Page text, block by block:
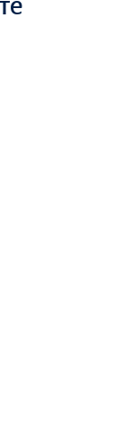
жителям
садам,
мероприятиям
делая жизнь на